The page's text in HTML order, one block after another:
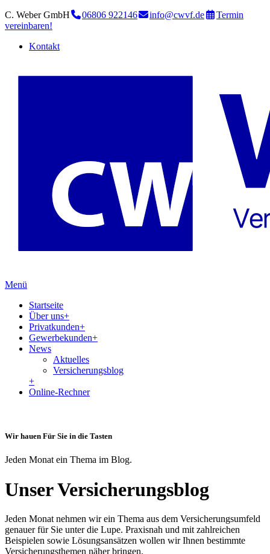
C. Weber GmbH 06806 922146 info@cwvf.de
Termin
vereinbaren!
Kontakt
Menü
Startseite
Über uns+
Privatkunden+
Gewerbekunden+
News
Aktuelles
Versicherungsblog
+
Online-Rechner
Wir hauen Für Sie in die Tasten
Jeden Monat ein Thema im Blog.
Unser Versicherungsblog
Jeden Monat nehmen wir ein Thema aus dem Versicherungsumfeld
genauer für Sie unter die Lupe. Praxisnah und mit zahlreichen
Beispielen sowie Lösungsansätzen wollen wir Ihnen bestimmte
Versicherungsthemen näher bringen.